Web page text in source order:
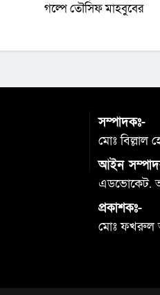
গল্পে তৌসিফ মাহবুবের
সম্পাদকঃ-
মোঃ বিল্লাল
আইন
এডভোকেট.
প্রকাশকঃ-
মোঃ